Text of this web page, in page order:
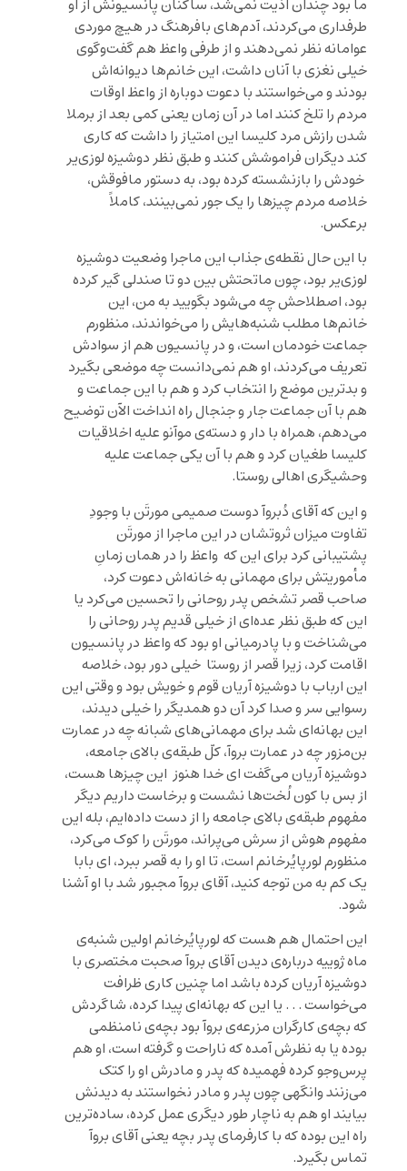
ما بود چندان اذیت نمی‌شد، ساکنان پانسیونش از او
طرفداری می‌کردند، آدم‌های بافرهنگ در هیچ موردی
عوامانه نظر نمی‌دهند و از طرفی واعظ هم گفت‌وگوی
خیلی نغزی با آنان داشت، این خانم‌ها دیوانه‌اش
بودند و می‌خواستند با دعوت دوباره از واعظ اوقات
مردم را تلخ کنند اما در آن زمان یعنی کمی بعد از برملا
شدن رازش مرد کلیسا این امتیاز را داشت که کاری
کند دیگران فراموشش کنند و طبق نظر دوشیزه لوزی‌یر
خودش را بازنشسته کرده بود، به دستور مافوقش،
خلاصه مردم چیزها را یک جور نمی‌بینند، کاملاً
برعکس.
با این حال نقطه‌ی جذاب این ماجرا وضعیت دوشیزه
لوزی‌یر بود، چون ماتحتش بین دو تا صندلی گیر کرده
بود، اصطلاحش چه می‌شود بگویید به من، این
خانم‌ها مطلب شنبه‌هایش را می‌خواندند، منظورم
جماعت خودمان است، و در پانسیون هم از سوادش
تعریف می‌کردند، او هم نمی‌دانست چه موضعی بگیرد
و بدترین موضع را انتخاب کرد و هم با این جماعت و
هم با آن جماعت جار و جنجال راه انداخت الآن توضیح
می‌دهم، همراه با دار و دسته‌ی موآنو علیه اخلاقیات
کلیسا طغیان کرد و هم با آن یکی جماعت علیه
وحشیگری اهالی روستا.
و این که آقای دُبروآ دوست صمیمی مورتَن با وجودِ
تفاوت میزان ثروتشان در این ماجرا از مورتَن
پشتیبانی کرد برای این که واعظ را در همان زمانِ
مأموریتش برای مهمانی به خانه‌اش دعوت کرد،
صاحب قصر تشخص پدر روحانی را تحسین می‌کرد یا
این که طبق نظر عده‌ای از خیلی قدیم پدر روحانی را
می‌شناخت و با پادرمیانی‌ او بود که واعظ در پانسیون
اقامت کرد، زیرا قصر از روستا خیلی دور بود، خلاصه
این ارباب با دوشیزه آریان قوم و خویش بود و وقتی این
رسوایی سر و صدا کرد آن دو همدیگر را خیلی دیدند،
این بهانه‌ای شد برای مهمانی‌های شبانه‌ چه در عمارت
بن‌مزور چه در عمارت بروآ، کلّ طبقه‌ی بالای جامعه،
دوشیزه آریان می‌گفت ای خدا هنوز این چیزها هست،
از بس با کون لُخت‌ها نشست و برخاست داریم دیگر
مفهوم طبقه‌ی بالای جامعه را از دست داده‌ایم، بله این
مفهوم هوش از سرش می‌پراند، مورتَن را کوک می‌کرد،
منظورم لورپایُرخانم است، تا او را به قصر ببرد، ای بابا
یک کم به‌ من توجه کنید، آقای بروآ مجبور شد با او آشنا
شود.
این احتمال هم هست که لورپایُرخانم اولین شنبه‌ی
ماه ژوییه درباره‌ی دیدن آقای بروآ صحبت مختصری با
دوشیزه آریان کرده باشد اما چنین کاری ظرافت
می‌خواست . . . یا این که بهانه‌ای پیدا کرده، شاگردش
که بچه‌ی کارگران مزرعه‌ی بروآ بود بچه‌ی نامنظمی
بوده یا به نظرش ‌آمده که ناراحت و گرفته است، او هم
پرس‌وجو کرده فهمیده که پدر و مادرش او را کتک
می‌زنند وانگهی چون پدر و مادر نخواستند به دیدنش
بیایند او هم به ناچار طور دیگری عمل کرده، ساده‌ترین
راه این بوده که با کارفرمای پدر بچه یعنی آقای بروآ
تماس بگیرد.